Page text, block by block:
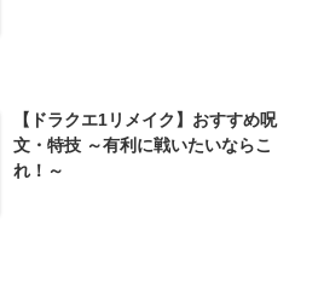
【ドラクエ1リメイク】おすすめ呪
文・特技 ～有利に戦いたいならこ
れ！～